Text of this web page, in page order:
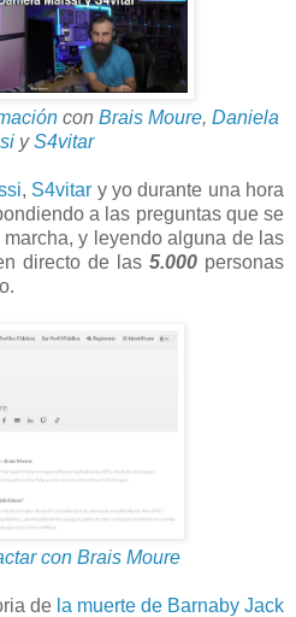
con Brais Moure, Daniela
y S4vitar
, S4vitar y yo durante una hora
a las preguntas que se
y leyendo alguna de las
directo de las5.000 personas
con Brais Moure
de la muerte de Barnaby Jack